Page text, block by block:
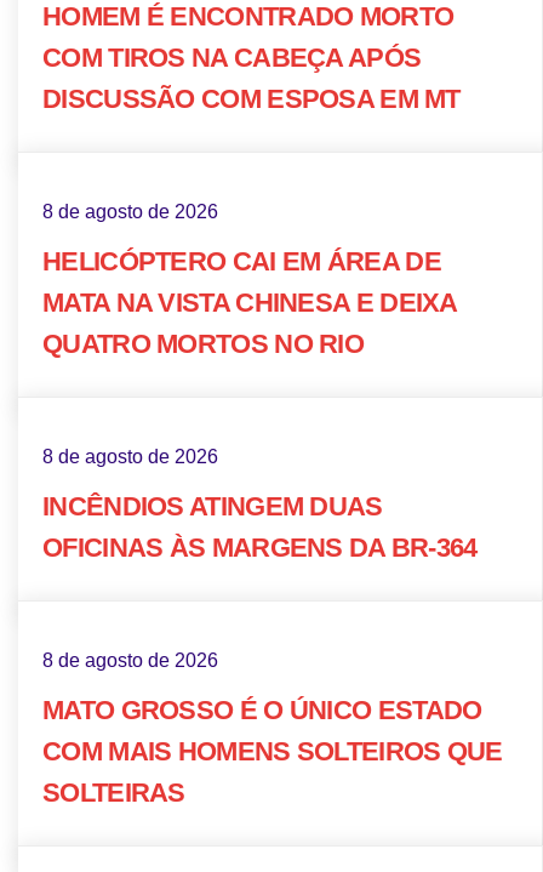
HOMEM É ENCONTRADO MORTO
COM TIROS NA CABEÇA APÓS
DISCUSSÃO COM ESPOSA EM MT
8 de agosto de 2026
HELICÓPTERO CAI EM ÁREA DE
MATA NA VISTA CHINESA E DEIXA
QUATRO MORTOS NO RIO
8 de agosto de 2026
INCÊNDIOS ATINGEM DUAS
OFICINAS ÀS MARGENS DA BR-364
8 de agosto de 2026
MATO GROSSO É O ÚNICO ESTADO
COM MAIS HOMENS SOLTEIROS QUE
SOLTEIRAS